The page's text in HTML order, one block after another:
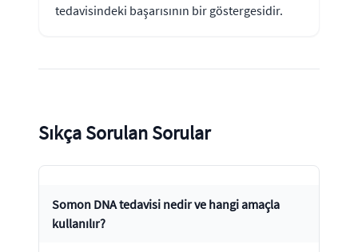
tedavisindeki başarısının bir göstergesidir.
Sıkça Sorulan Sorular
Somon DNA tedavisi nedir ve hangi amaçla
kullanılır?